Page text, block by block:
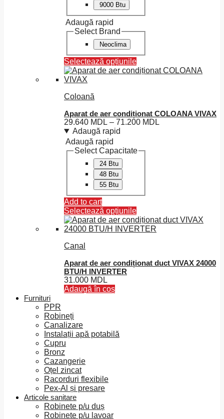
9000 Btu
Adaugă rapid
Select Brand
Neoclima
Selectează opțiunile
Acest
produs
mai
variații.
Opțiunile
pot
fi
alese
produsului.
Coloană
Aparat de aer condiționat COLOANA VIVAX
29.640 MDL – 71.200 MDL
Adaugă rapid
Adaugă rapid
Select Capacitate
24 Btu
48 Btu
55 Btu
Add to cart
Selectează opțiunile
Acest
produs
mai
variații.
Opțiunile
pot
fi
pagina
produsului.
Canal
Aparat de aer condiționat duct VIVAX 24000
BTU/H INVERTER
31.000 MDL
Adaugă în coș
Furnituri
PPR
Robineți
Canalizare
Instalații apă potabilă
Cupru
Bronz
Cazangerie
Oțel zincat
Racorduri flexibile
Pex-Al și presare
Articole sanitare
Robinete p/u duș
Robinete p/u lavoar